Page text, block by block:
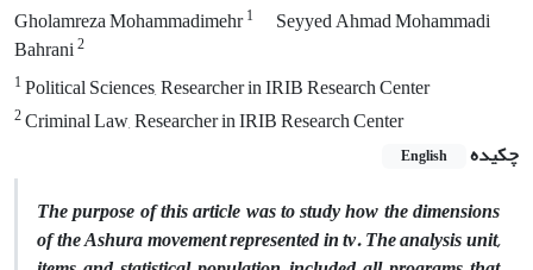
Gholamreza Mohammadimehr1
Seyyed Ahmad Mohammadi
Bahrani2
1Political Sciences, Researcher in IRIB Research Center
2Criminal Law, Researcher in IRIB Research Center
چکیده
English
The purpose of this article was to study how the dimensions
of the Ashura movement represented in tv. The analysis unit,